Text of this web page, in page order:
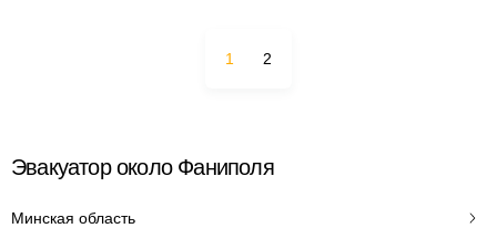
1 2
Эвакуатор около Фаниполя
Минская область